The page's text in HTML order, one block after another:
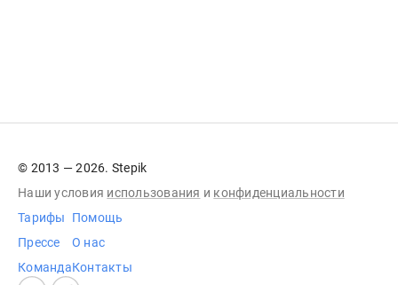
© 2013 — 2026. Stepik
Наши условия использования и конфиденциальности
Тарифы
Прессе
Команда
Помощь
О нас
Контакты